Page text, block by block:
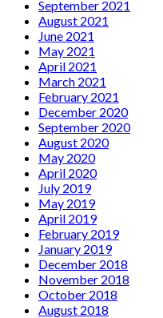
September 2021
August 2021
June 2021
May 2021
April 2021
March 2021
February 2021
December 2020
September 2020
August 2020
May 2020
April 2020
July 2019
May 2019
April 2019
February 2019
January 2019
December 2018
November 2018
October 2018
August 2018